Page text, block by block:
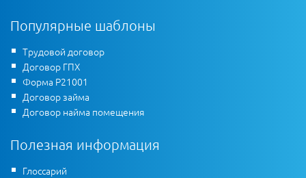
Популярные шаблоны
Трудовой договор
Договор ГПХ
Форма Р21001
Договор займа
Договор найма помещения
Полезная информация
Глоссарий